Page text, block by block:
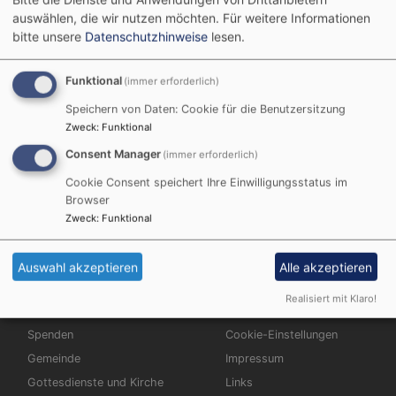
PC Wiesenbronn
1. März 2026 in der
Heilig-Kreuz-Kirche
Wiesenbronn
Spenden
Gemeinde
Gottesdienste und Kirche
Fußbereichsmenü
Cookie-Einstellungen
Impressum
Links
auswählen, die wir nutzen möchten. Für weitere Informationen
bitte unsere Datenschutzhinweise lesen.
Funktional (immer erforderlich)
Speichern von Daten: Cookie für die Benutzersitzung
Zweck: Funktional
Consent Manager (immer erforderlich)
Cookie Consent speichert Ihre Einwilligungsstatus im
Browser
Zweck: Funktional
Auswahl akzeptieren Alle akzeptieren
Realisiert mit Klaro!